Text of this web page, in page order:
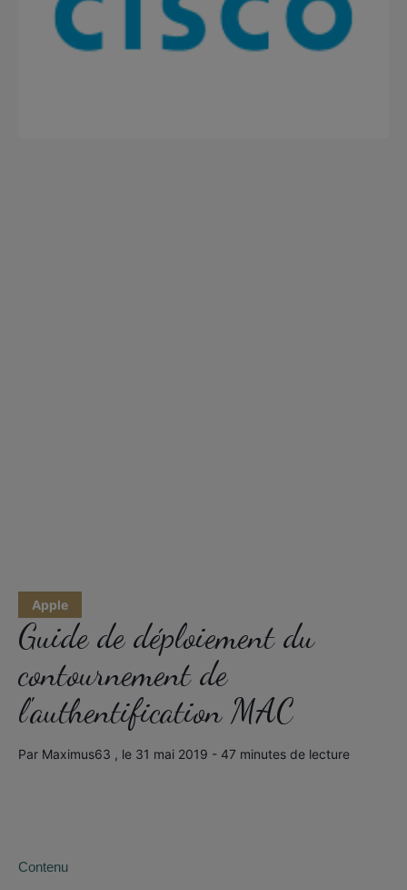
Apple
Guide de déploiement du
contournement de
l'authentification MAC
Par Maximus63 , le 31 mai 2019 - 47 minutes de lecture
Contenu